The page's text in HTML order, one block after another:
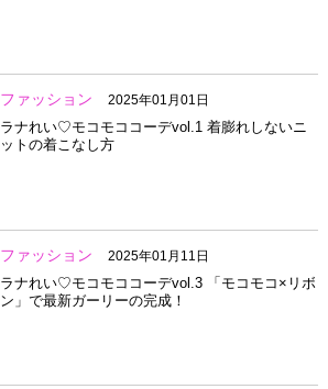
ファッション 2025年01月01日
ラナれい♡モコモココーデvol.1 着膨れしないニ
ットの着こなし方
ファッション 2025年01月11日
ラナれい♡モコモココーデvol.3 「モコモコ×リボ
ン」で最新ガーリーの完成！